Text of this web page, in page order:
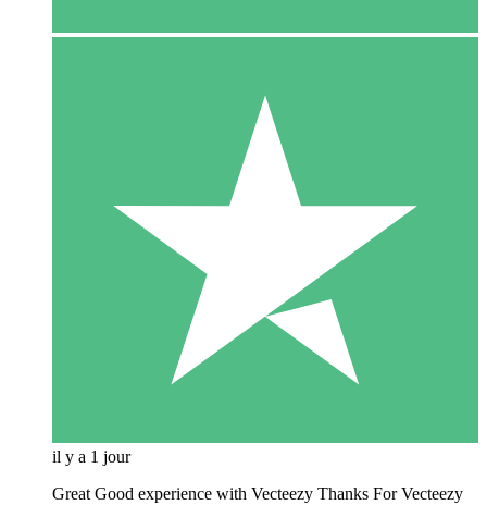
il y a 1 jour
Great Good experience with Vecteezy Thanks For Vecteezy